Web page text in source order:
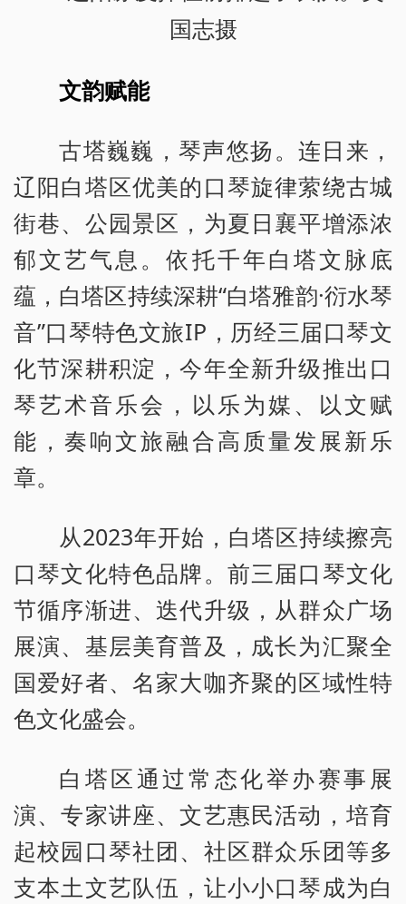
国志摄
文韵赋能
古塔巍巍，琴声悠扬。连日来，
辽阳白塔区优美的口琴旋律萦绕古城
街巷、公园景区，为夏日襄平增添浓
郁文艺气息。依托千年白塔文脉底
蕴，白塔区持续深耕“白塔雅韵·衍水琴
音”口琴特色文旅IP，历经三届口琴文
化节深耕积淀，今年全新升级推出口
琴艺术音乐会，以乐为媒、以文赋
能，奏响文旅融合高质量发展新乐
章。
从2023年开始，白塔区持续擦亮
口琴文化特色品牌。前三届口琴文化
节循序渐进、迭代升级，从群众广场
展演、基层美育普及，成长为汇聚全
国爱好者、名家大咖齐聚的区域性特
色文化盛会。
白塔区通过常态化举办赛事展
演、专家讲座、文艺惠民活动，培育
起校园口琴社团、社区群众乐团等多
支本土文艺队伍，让小小口琴成为白